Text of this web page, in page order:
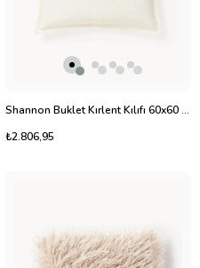
Shannon Buklet Kırlent Kılıfı 60x60 cm
₺2.806,95